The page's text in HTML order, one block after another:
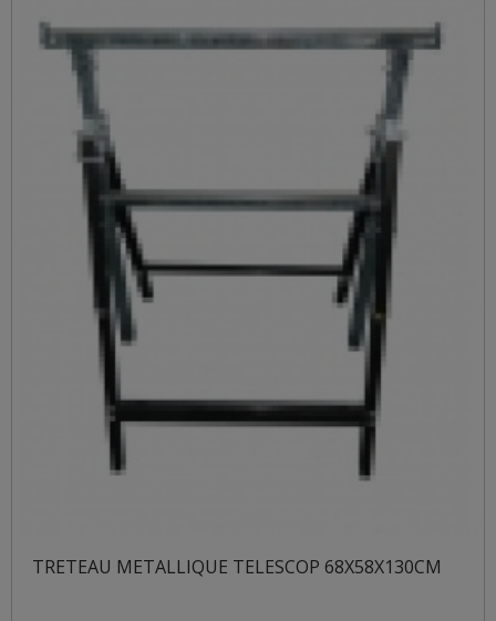
TRETEAU METALLIQUE TELESCOP 68X58X130CM